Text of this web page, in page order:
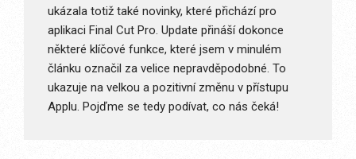
ukázala totiž také novinky, které přichází pro
aplikaci Final Cut Pro. Update přináší dokonce
některé klíčové funkce, které jsem v minulém
článku označil za velice nepravděpodobné. To
ukazuje na velkou a pozitivní změnu v přístupu
Applu. Pojďme se tedy podívat, co nás čeká!